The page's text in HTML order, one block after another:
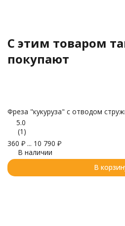
C этим товаром
покупают
Фреза "кукуруза" с отводом
5.0
(1)
360 ₽ ... 10 790 ₽
В наличии
В